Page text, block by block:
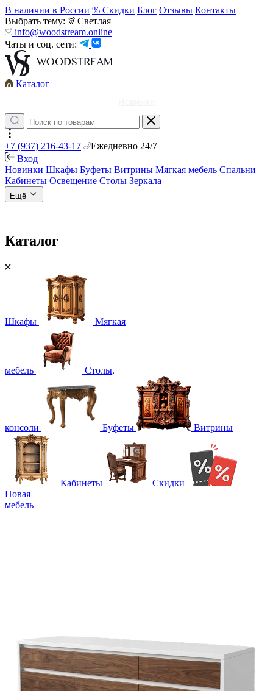
В наличии в России % Скидки Блог Отзывы Контакты
Выбрать тему:
Светлая
info@woodstream.online
Чаты и соц. сети:
Каталог
+7 (937) 216-43-17
Ежедневно 24/7
Вход
Новинки Шкафы Буфеты Витрины Мягкая мебель Спальни
Кабинеты Освещение Столы Зеркала
Ещё
Каталог
Шкафы Мягкая
мебель Столы,
консоли Буфеты Витрины
Кабинеты
Скидки
Новая
мебель